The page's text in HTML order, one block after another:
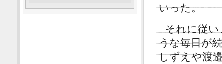
いった。
それに従い
うな毎日が
しずえや渡